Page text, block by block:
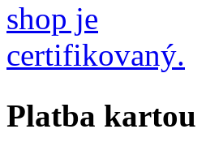
Platba kartou